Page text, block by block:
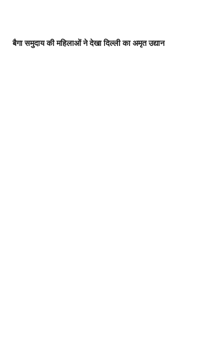
बैगा समुदाय की महिलाओं ने देखा दिल्ली का अमृत उद्यान